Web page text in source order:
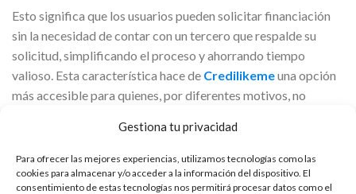
Gestiona tu privacidad
Para ofrecer las mejores experiencias, utilizamos tecnologías como las
cookies para almacenar y/o acceder a la información del dispositivo. El
consentimiento de estas tecnologías nos permitirá procesar datos como el
Esto significa que los usuarios pueden solicitar financiación
sin la necesidad de contar con un tercero que respalde su
solicitud, simplificando el proceso y ahorrando tiempo
valioso. Esta característica hace de Credilikemeuna opción
más accesible para quienes, por diferentes motivos, no
número de personas que necesitan apoyo financiero.
Innovación mediante niveles